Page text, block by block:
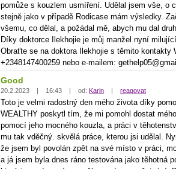
pomůže s kouzlem usmíření. Udělal jsem vše, o
stejně jako v případě Rodicase mám výsledky.
všemu, co dělal, a požádal mě, abych mu dal
Díky doktorce Ilekhojie je můj manžel nyní
Obraťte se na doktora Ilekhojie s těmito kontakty
+2348147400259 nebo e-mailem:
Good
20.2.2023 | 16:43 | od: Karin | reagovat
Toto je velmi radostný den mého života díky
WEALTHY poskytl tím, že mi pomohl dostat
pomocí jeho mocného kouzla, a práci v
mu tak vděčný. skvělá práce, kterou jsi udělal.
že jsem byl povolán zpět na své místo v práci,
a já jsem byla dnes ráno testována jako těhotná